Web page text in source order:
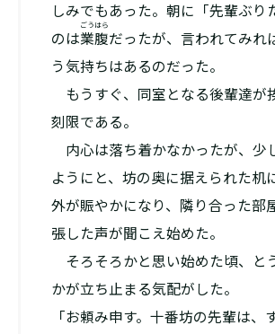
しみでもあった。朝に「先輩ぶり
のは業腹
ごうはら
だったが、言われてみれ
う気持ちはあるのだった。
もうすぐ、同室となる後輩達が
刻限である。
内心は落ち着かなかったが、少
ようにと、坊の奥に据えられた机
外が賑やかになり、隣り合った部
張した声が聞こえ始めた。
そろそろかと思い始めた頃、と
かが立ち止まる気配がした。
「お頼み申す。十番坊の先輩は、